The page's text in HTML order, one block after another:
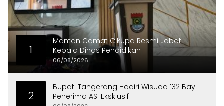
1
Mantan Camat Cikupa Resmi Jabat
Kepala Dinas Pendidikan
06/08/2026
2
Bupati Tangerang Hadiri Wisuda 132 Bayi
Penerima ASI Eksklusif